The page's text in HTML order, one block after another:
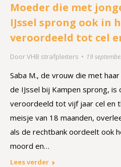
Moeder die met
IJssel sprong ook in
veroordeeld tot cel
DoorVHB strafpleiters 19
Saba M., de vrouw die met
de IJssel bij Kampen sprong,
veroordeeld tot vijf jaar cel en
meisje van 18 maanden,
als de rechtbank oordeelt ook
moord en…
Lees verder